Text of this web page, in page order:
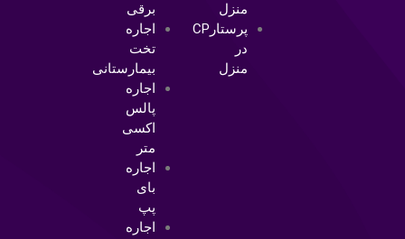
در
منزل
اجاره
تخت
بیمارستانی
اجاره
پالس
اکسی
متر
اجاره
بای
پپ
اجاره
ساکشن